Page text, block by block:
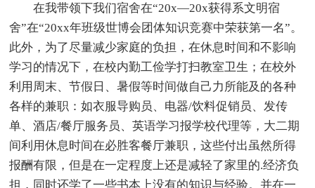
在我带领下我们宿舍在“20x—20x获得系文明宿
舍”在“20xx年班级世博会团体知识竞赛中荣获第一名”。
此外，为了尽量减少家庭的负担，在休息时间和不影响
学习的情况下，在校内勤工俭学打扫教室卫生；在校外
利用周末、节假日、暑假等时间做自己力所能及的各种
各样的兼职：如衣服导购员、电器/饮料促销员、发传
单、酒店/餐厅服务员、英语学习报学校代理等，大二期
间利用休息时间在必胜客餐厅兼职，这些付出虽然所得
报酬有限，但是在一定程度上还是减轻了家里的.经济负
担，同时还学了一些书本上没有的知识与经验。并在一